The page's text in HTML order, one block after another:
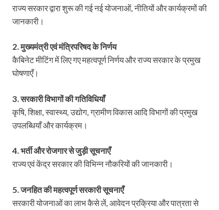
राज्य सरकार द्वारा शुरू की गई नई योजनाओं, नीतियों और कार्यक्रमों की
जानकारी।
2. मुख्यमंत्री एवं मंत्रिपरिषद के निर्णय
कैबिनेट मीटिंग में लिए गए महत्वपूर्ण निर्णय और राज्य सरकार के प्रमुख
घोषणाएँ।
3. सरकारी विभागों की गतिविधियाँ
कृषि, शिक्षा, स्वास्थ्य, उद्योग, ग्रामीण विकास आदि विभागों की प्रमुख
उपलब्धियाँ और कार्यक्रम।
4. भर्ती और रोजगार से जुड़ी सूचनाएँ
राज्य एवं केंद्र सरकार की विभिन्न नौकरियों की जानकारी।
5. जनहित की महत्वपूर्ण सरकारी सूचनाएँ
सरकारी योजनाओं का लाभ कैसे लें, आवेदन प्रक्रिया और पात्रता से